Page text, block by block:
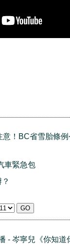
意！BC省雪胎條
車緊急包
- 岑寧兒《你知道